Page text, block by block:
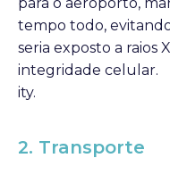
tempo todo,
seria exposto a raios
integridade celular.
ity.
2. Transporte